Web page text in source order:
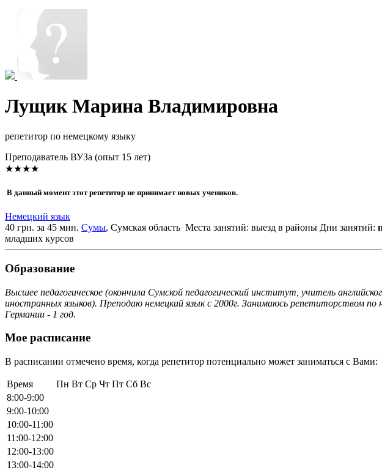
Лущик Марина Владимировна
репетитор по немецкому языку
Преподаватель ВУЗа (опыт 15 лет)
★★★★
В данный момент этот репетитор не принимает новых учеников.
Немецкий язык
40 грн. за 45 мин. Сумы, Сумская область Места занятий: выезд в районы Дни занятий:
младших курсов
Образование
Высшее педагогическое (окончила Сумской педагогический институт, учитель
иностранных языков). Преподаю немецкий язык с 2000г. Занимаюсь репетиторством
Германии - 1 год.
Мое расписание
В расписании отмечено время, когда репетитор потенциально может заниматься с Вами:
Время Пн Вт Ср Чт Пт Сб Вс
8:00-9:00
9:00-10:00
10:00-11:00
11:00-12:00
12:00-13:00
13:00-14:00